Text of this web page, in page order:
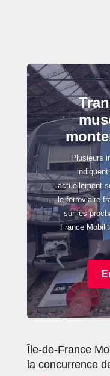
Plusieurs
actuellement
le ferroviaire
sur les
France
Île-de-France
la concurrence